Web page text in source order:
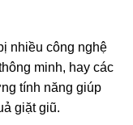
nhiều công nghệ
minh, hay các
tính năng giúp
giặt giũ.